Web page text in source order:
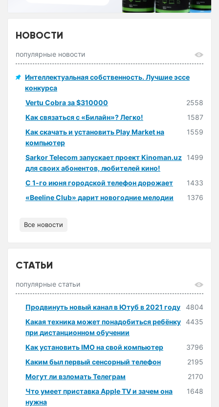
НОВОСТИ
популярные новости
Интеллектуальная собственность. Лучшие эссе
конкурса
Vertu Cobra за $310000
2558
Как связаться с «Билайн»? Легко!
1587
Как скачать и установить Play Market на
компьютер
1559
Sarkor Telecom запускает проект Kinoman.uz
для своих абонентов, любителей кино!
1499
С 1-го июня городской телефон дорожает
1433
«Beeline Club» дарит новогодние мелодии
1376
Все новости
СТАТЬИ
популярные статьи
Продвинуть новый канал в Ютуб в 2021 году
4804
Какая техника может понадобиться ребёнку
при дистанционном обучении
4435
Как установить IMO на свой компьютер
3796
Каким был первый сенсорный телефон
2195
Могут ли взломать Телеграм
2170
Что умеет приставка Apple TV и зачем она
нужна
1648